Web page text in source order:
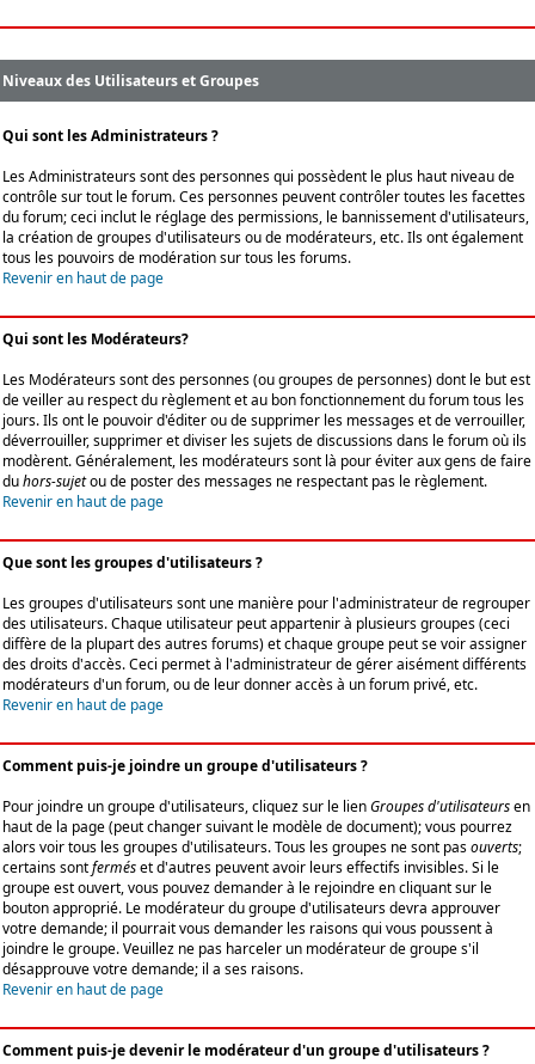
Niveaux des Utilisateurs et Groupes
Qui sont les Administrateurs ?
Les Administrateurs sont des personnes qui possèdent le plus haut niveau de
contrôle sur tout le forum. Ces personnes peuvent contrôler toutes les facettes
du forum; ceci inclut le réglage des permissions, le bannissement d'utilisateurs,
la création de groupes d'utilisateurs ou de modérateurs, etc. Ils ont également
tous les pouvoirs de modération sur tous les forums.
Revenir en haut de page
Qui sont les Modérateurs?
Les Modérateurs sont des personnes (ou groupes de personnes) dont le but est
de veiller au respect du règlement et au bon fonctionnement du forum tous les
jours. Ils ont le pouvoir d'éditer ou de supprimer les messages et de verrouiller,
déverrouiller, supprimer et diviser les sujets de discussions dans le forum où ils
modèrent. Généralement, les modérateurs sont là pour éviter aux gens de faire
duhors-sujetou de poster des messages ne respectant pas le règlement.
Revenir en haut de page
Que sont les groupes d'utilisateurs ?
Les groupes d'utilisateurs sont une manière pour l'administrateur de regrouper
des utilisateurs. Chaque utilisateur peut appartenir à plusieurs groupes (ceci
diffère de la plupart des autres forums) et chaque groupe peut se voir assigner
des droits d'accès. Ceci permet à l'administrateur de gérer aisément différents
modérateurs d'un forum, ou de leur donner accès à un forum privé, etc.
Revenir en haut de page
Comment puis-je joindre un groupe d'utilisateurs ?
Pour joindre un groupe d'utilisateurs, cliquez sur le lienGroupes d'utilisateursen
haut de la page (peut changer suivant le modèle de document); vous pourrez
alors voir tous les groupes d'utilisateurs. Tous les groupes ne sont pasouverts;
certains sontferméset d'autres peuvent avoir leurs effectifs invisibles. Si le
groupe est ouvert, vous pouvez demander à le rejoindre en cliquant sur le
bouton approprié. Le modérateur du groupe d'utilisateurs devra approuver
votre demande; il pourrait vous demander les raisons qui vous poussent à
joindre le groupe. Veuillez ne pas harceler un modérateur de groupe s'il
désapprouve votre demande; il a ses raisons.
Revenir en haut de page
Comment puis-je devenir le modérateur d'un groupe d'utilisateurs ?